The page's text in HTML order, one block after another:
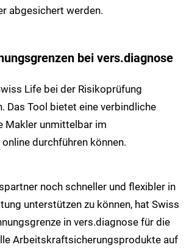
abgesichert werden.
bei vers.diagnose
Life bei der Risikoprüfung
Das Tool bietet eine verbindliche
Makler unmittelbar im
durchführen können.
noch schneller und flexibler in
unterstützen zu können, hat Swiss
in vers.diagnose für die
Arbeitskraftsicherungsprodukte auf